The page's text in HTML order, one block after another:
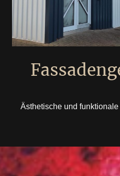
Ästhetische und